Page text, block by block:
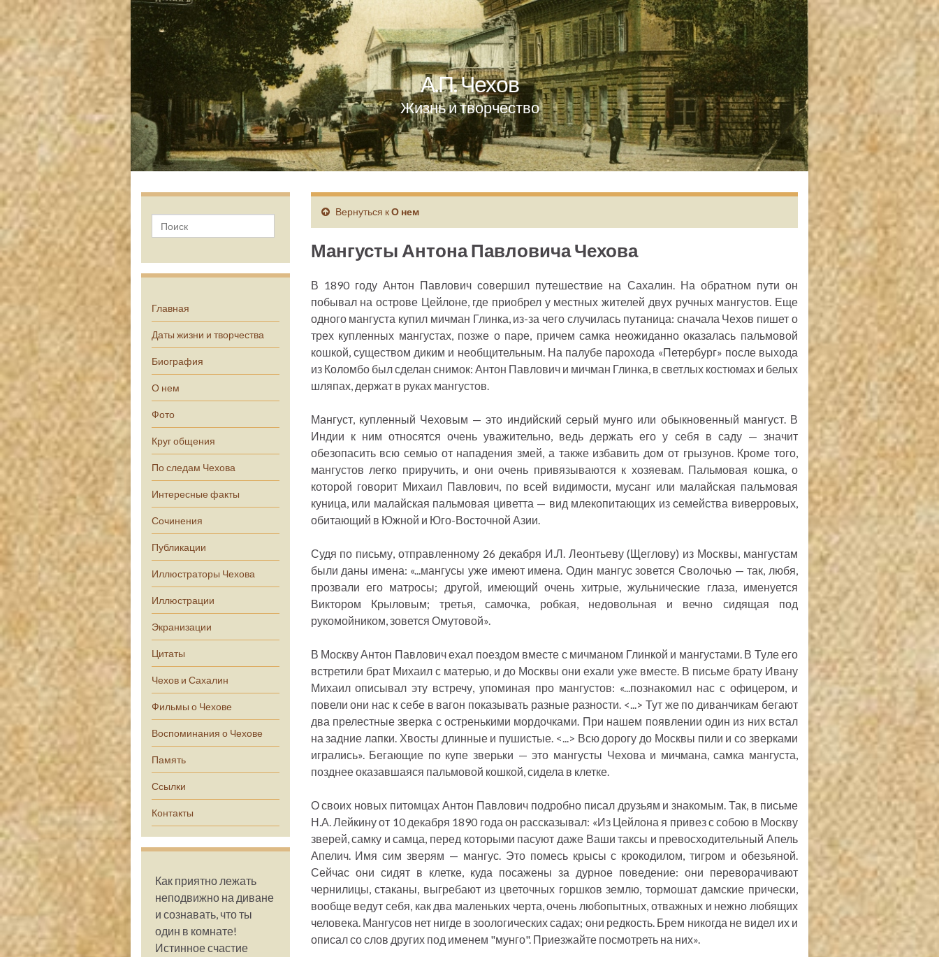
А.П. Чехов
Жизнь и творчество
Главная
Даты жизни и творчества
Биография
О нем
Фото
Круг общения
По следам Чехова
Интересные факты
Сочинения
Публикации
Иллюстраторы Чехова
Иллюстрации
Экранизации
Цитаты
Чехов и Сахалин
Фильмы о Чехове
Воспоминания о Чехове
Память
Ссылки
Контакты
Как приятно лежать
неподвижно на диване
и сознавать, что ты
один в комнате!
Истинное счастие
Вернуться кО нем
Мангусты Антона Павловича Чехова
В 1890 году Антон Павлович совершил путешествие на Сахалин. На обратном пути он
побывал на острове Цейлоне, где приобрел у местных жителей двух ручных мангустов. Еще
одного мангуста купил мичман Глинка, из-за чего случилась путаница: сначала Чехов пишет о
трех купленных мангустах, позже о паре, причем самка неожиданно оказалась пальмовой
кошкой, существом диким и необщительным. На палубе парохода «Петербург» после выхода
из Коломбо был сделан снимок: Антон Павлович и мичман Глинка, в светлых костюмах и белых
шляпах, держат в руках мангустов.
Мангуст, купленный Чеховым — это индийский серый мунго или обыкновенный мангуст. В
Индии к ним относятся очень уважительно, ведь держать его у себя в саду — значит
обезопасить всю семью от нападения змей, а также избавить дом от грызунов. Кроме того,
мангустов легко приручить, и они очень привязываются к хозяевам. Пальмовая кошка, о
которой говорит Михаил Павлович, по всей видимости, мусанг или малайская пальмовая
куница, или малайская пальмовая циветта — вид млекопитающих из семейства виверровых,
обитающий в Южной и Юго-Восточной Азии.
Судя по письму, отправленному 26 декабря И.Л. Леонтьеву (Щеглову) из Москвы, мангустам
были даны имена: «...мангусы уже имеют имена. Один мангус зовется Сволочью — так, любя,
прозвали его матросы; другой, имеющий очень хитрые, жульнические глаза, именуется
Виктором Крыловым; третья, самочка, робкая, недовольная и вечно сидящая под
рукомойником, зовется Омутовой».
В Москву Антон Павлович ехал поездом вместе с мичманом Глинкой и мангустами. В Туле его
встретили брат Михаил с матерью, и до Москвы они ехали уже вместе. В письме брату Ивану
Михаил описывал эту встречу, упоминая про мангустов: «...познакомил нас с офицером, и
повели они нас к себе в вагон показывать разные разности. <...> Тут же по диванчикам бегают
два прелестные зверка с остренькими мордочками. При нашем появлении один из них встал
на задние лапки. Хвосты длинные и пушистые. <...> Всю дорогу до Москвы пили и со зверками
игрались». Бегающие по купе зверьки — это мангусты Чехова и мичмана, самка мангуста,
позднее оказавшаяся пальмовой кошкой, сидела в клетке.
О своих новых питомцах Антон Павлович подробно писал друзьям и знакомым. Так, в письме
Н.А. Лейкину от 10 декабря 1890 года он рассказывал: «Из Цейлона я привез с собою в Москву
зверей, самку и самца, перед которыми пасуют даже Ваши таксы и превосходительный Апель
Апелич. Имя сим зверям — мангус. Это помесь крысы с крокодилом, тигром и обезьяной.
Сейчас они сидят в клетке, куда посажены за дурное поведение: они переворачивают
чернилицы, стаканы, выгребают из цветочных горшков землю, тормошат дамские прически,
вообще ведут себя, как два маленьких черта, очень любопытных, отважных и нежно любящих
человека. Мангусов нет нигде в зоологических садах; они редкость. Брем никогда не видел их и
описал со слов других под именем "мунго". Приезжайте посмотреть на них».